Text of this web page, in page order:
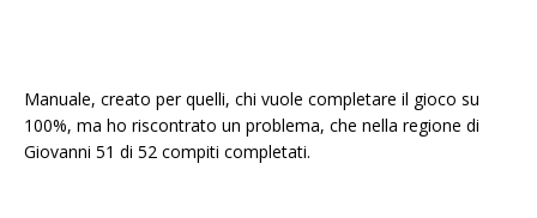
Manuale, creato per quelli, chi vuole completare il gioco su
100%, ma ho riscontrato un problema, che nella regione di
Giovanni 51 di 52 compiti completati.